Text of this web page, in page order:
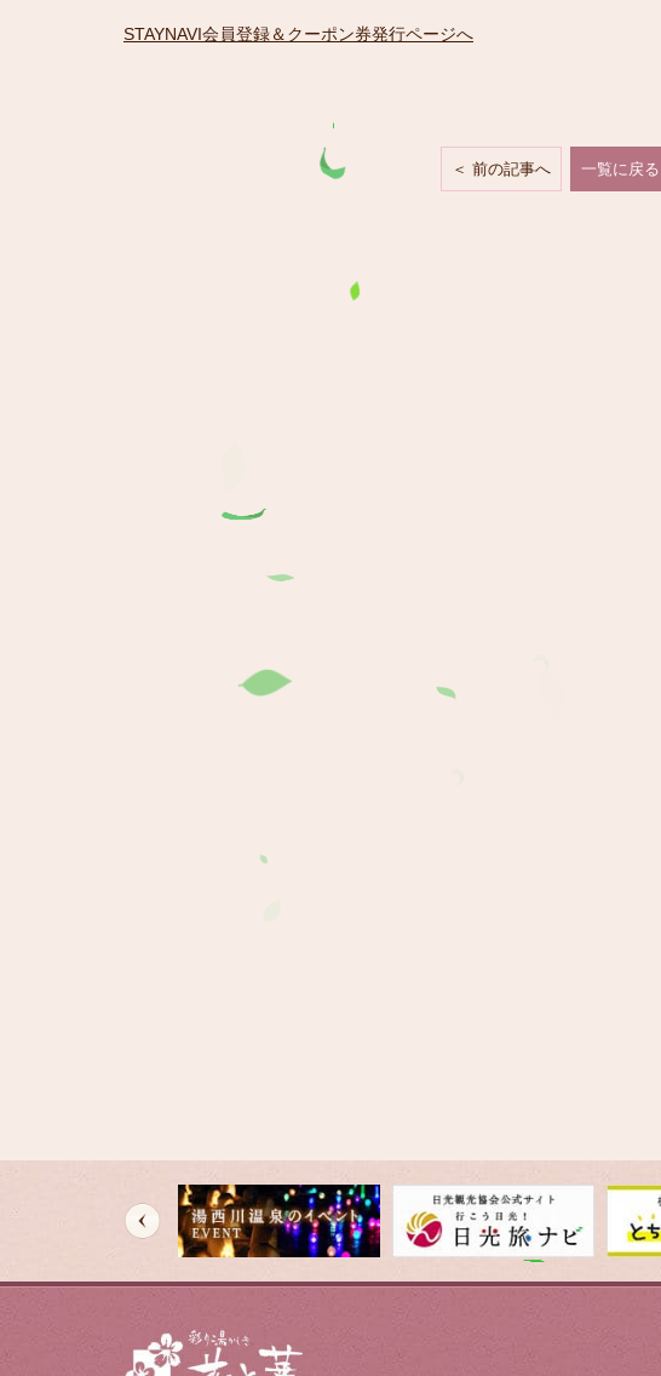
STAYNAVI会員登録＆クーポン券発行ページへ
前の記事へ 一覧に戻る
イベント
新着情報